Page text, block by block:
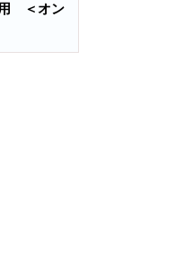
用 ＜オン